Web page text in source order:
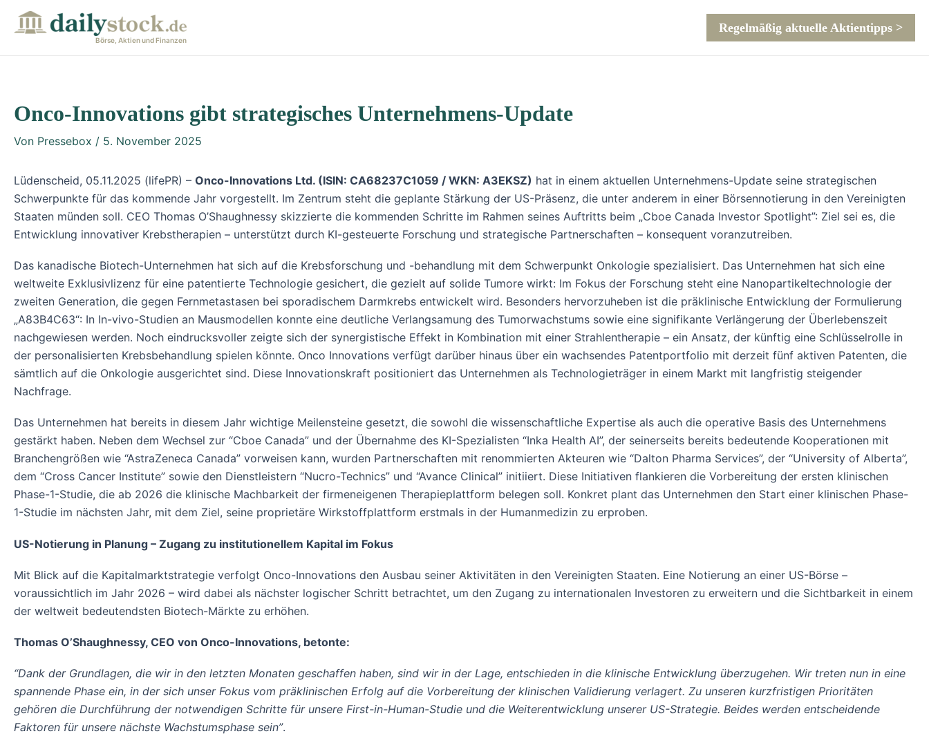
Inhalt
Börse, Aktien und Finanzen
Regelmäßig aktuelle Aktientipps >
Onco-Innovations gibt strategisches Unternehmens-Update
Von Pressebox / 5. November 2025
Lüdenscheid, 05.11.2025 (lifePR) – Onco-Innovations Ltd. (ISIN: CA68237C1059 / WKN: A3EKSZ) hat in einem aktuellen Unternehmens-Update seine strategischen
Schwerpunkte für das kommende Jahr vorgestellt. Im Zentrum steht die geplante Stärkung der US-Präsenz, die unter anderem in einer Börsennotierung in den Vereinigten
Staaten münden soll. CEO Thomas O’Shaughnessy skizzierte die kommenden Schritte im Rahmen seines Auftritts beim „Cboe Canada Investor Spotlight”: Ziel sei es, die
Entwicklung innovativer Krebstherapien – unterstützt durch KI-gesteuerte Forschung und strategische Partnerschaften – konsequent voranzutreiben.
Das kanadische Biotech-Unternehmen hat sich auf die Krebsforschung und -behandlung mit dem Schwerpunkt Onkologie spezialisiert. Das Unternehmen hat sich eine
weltweite Exklusivlizenz für eine patentierte Technologie gesichert, die gezielt auf solide Tumore wirkt: Im Fokus der Forschung steht eine Nanopartikeltechnologie der
zweiten Generation, die gegen Fernmetastasen bei sporadischem Darmkrebs entwickelt wird. Besonders hervorzuheben ist die präklinische Entwicklung der Formulierung
„A83B4C63“: In In-vivo-Studien an Mausmodellen konnte eine deutliche Verlangsamung des Tumorwachstums sowie eine signifikante Verlängerung der Überlebenszeit
nachgewiesen werden. Noch eindrucksvoller zeigte sich der synergistische Effekt in Kombination mit einer Strahlentherapie – ein Ansatz, der künftig eine Schlüsselrolle in
der personalisierten Krebsbehandlung spielen könnte. Onco Innovations verfügt darüber hinaus über ein wachsendes Patentportfolio mit derzeit fünf aktiven Patenten, die
sämtlich auf die Onkologie ausgerichtet sind. Diese Innovationskraft positioniert das Unternehmen als Technologieträger in einem Markt mit langfristig steigender
Nachfrage.
Das Unternehmen hat bereits in diesem Jahr wichtige Meilensteine gesetzt, die sowohl die wissenschaftliche Expertise als auch die operative Basis des Unternehmens
gestärkt haben. Neben dem Wechsel zur “Cboe Canada” und der Übernahme des KI-Spezialisten “Inka Health AI”, der seinerseits bereits bedeutende Kooperationen mit
Branchengrößen wie “AstraZeneca Canada” vorweisen kann, wurden Partnerschaften mit renommierten Akteuren wie “Dalton Pharma Services”, der “University of Alberta”,
dem “Cross Cancer Institute” sowie den Dienstleistern “Nucro-Technics” und “Avance Clinical” initiiert. Diese Initiativen flankieren die Vorbereitung der ersten klinischen
Phase-1-Studie, die ab 2026 die klinische Machbarkeit der firmeneigenen Therapieplattform belegen soll. Konkret plant das Unternehmen den Start einer klinischen Phase-
1-Studie im nächsten Jahr, mit dem Ziel, seine proprietäre Wirkstoffplattform erstmals in der Humanmedizin zu erproben.
US-Notierung in Planung – Zugang zu institutionellem Kapital im Fokus
Mit Blick auf die Kapitalmarktstrategie verfolgt Onco-Innovations den Ausbau seiner Aktivitäten in den Vereinigten Staaten. Eine Notierung an einer US-Börse –
voraussichtlich im Jahr 2026 – wird dabei als nächster logischer Schritt betrachtet, um den Zugang zu internationalen Investoren zu erweitern und die Sichtbarkeit in einem
der weltweit bedeutendsten Biotech-Märkte zu erhöhen.
Thomas O’Shaughnessy, CEO von Onco-Innovations, betonte:
“Dank der Grundlagen, die wir in den letzten Monaten geschaffen haben, sind wir in der Lage, entschieden in die klinische Entwicklung überzugehen. Wir treten nun in eine
spannende Phase ein, in der sich unser Fokus vom präklinischen Erfolg auf die Vorbereitung der klinischen Validierung verlagert. Zu unseren kurzfristigen Prioritäten
gehören die Durchführung der notwendigen Schritte für unsere First-in-Human-Studie und die Weiterentwicklung unserer US-Strategie. Beides werden entscheidende
Faktoren für unsere nächste Wachstumsphase sein”.
navigation